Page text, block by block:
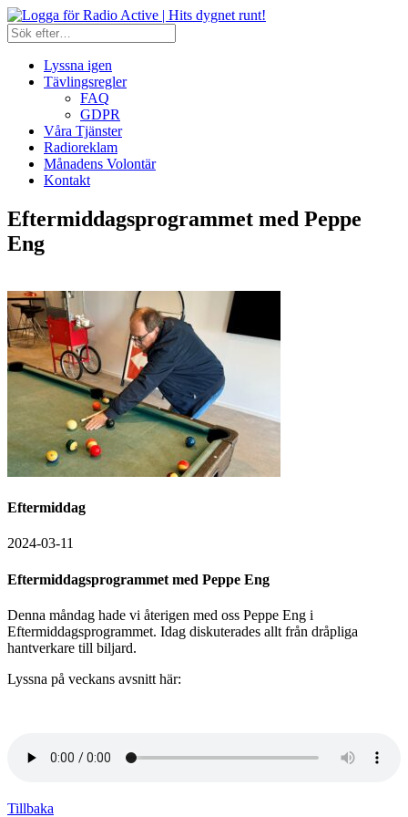
Lyssna igen
Tävlingsregler
FAQ
GDPR
Våra Tjänster
Radioreklam
Månadens Volontär
Kontakt
Eftermiddagsprogrammet med Peppe
Eng
Eftermiddag
2024-03-11
Eftermiddagsprogrammet med Peppe Eng
Denna måndag hade vi återigen med oss Peppe Eng i
Eftermiddagsprogrammet. Idag diskuterades allt från dråpliga
hantverkare till biljard.
Lyssna på veckans avsnitt här:
Tillbaka